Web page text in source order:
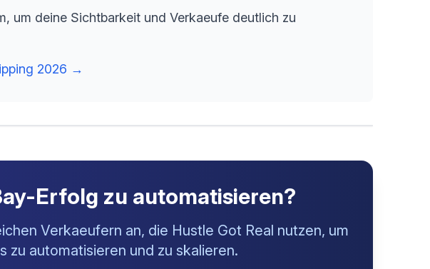
um deine Sichtbarkeit und Verkaeufe deutlich zu
2026 →